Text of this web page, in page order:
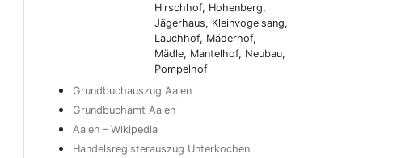
Hirschhof, Hohenberg,
Jägerhaus, Kleinvogelsang,
Lauchhof, Mäderhof,
Mädle, Mantelhof, Neubau,
Pompelhof
Grundbuchauszug Aalen
Grundbuchamt Aalen
Aalen – Wikipedia
Handelsregisterauszug Unterkochen